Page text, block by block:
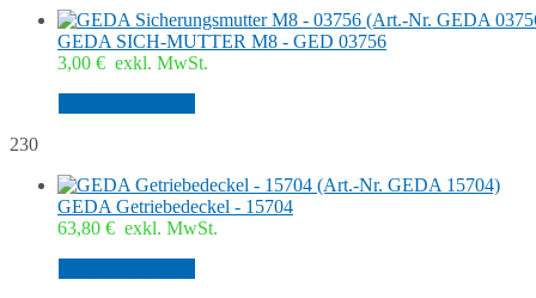
GEDA SICH-MUTTER M8 - GED 03756
3,00 € exkl. MwSt.
230
GEDA Getriebedeckel - 15704
63,80 € exkl. MwSt.